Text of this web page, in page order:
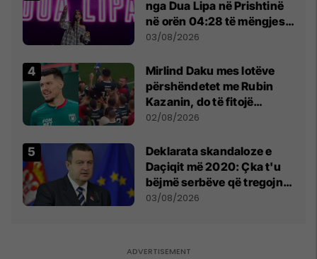
nga Dua Lipa në Prishtinë
në orën 04:28 të mëngjesit
- dhe bota digjitale serbe
03/08/2026
Mirlind Daku mes lotëve
përshëndetet me Rubin
Kazanin, do të fitojë
miliona te Spartak Moska
02/08/2026
​Deklarata skandaloze e
Daçiqit më 2020: Çka t'u
bëjmë serbëve që tregojnë
ku janë varrosur shqiptarët
03/08/2026